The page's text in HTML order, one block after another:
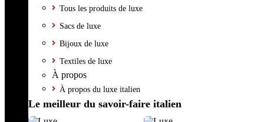
Tous les produits de luxe
Sacs de luxe
Bijoux de luxe
Textiles de luxe
À propos
À propos du luxe italien
Le meilleur du savoir-faire italien